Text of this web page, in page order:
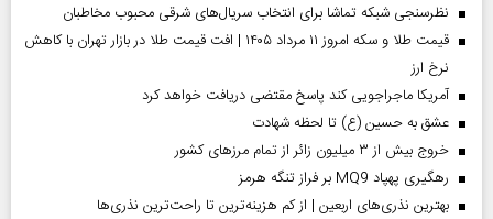
نظرسنجی شبکه تماشا برای انتخاب سریال‌های شرقی محبوب مخاطبان
قیمت طلا و سکه امروز ۱۱ مرداد ۱۴۰۵ | افت قیمت طلا در بازار تهران با کاهش
نرخ ارز
آمریکا ماجراجویی کند پاسخ مقتضی دریافت خواهد کرد
عشق به حسین (ع) تا لحظه شهادت
خروج بیش از ۳ میلیون زائر از تمام مرز‌های کشور
رهگیری پهپاد MQ9 بر فراز تنگه هرمز
بهترین نذری‌های اربعین | از کم هزینه‌ترین تا راحت‌ترین نذری‌ها